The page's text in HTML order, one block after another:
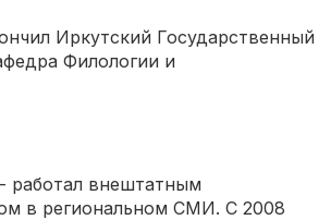
Иркутский Государственный
Филологии и
работал внештатным
в региональном СМИ. С 2008